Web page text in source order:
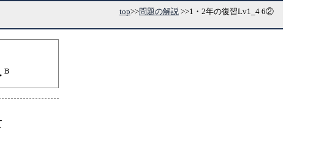
top>>問題の解説 >>1・2年の復習Lv1_4 6②
B